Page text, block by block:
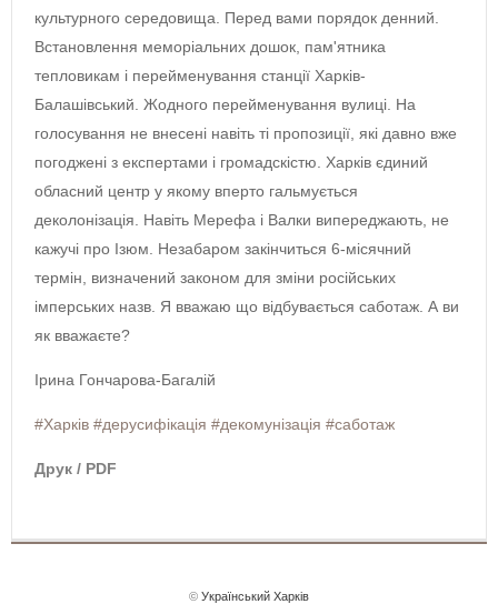
культурного середовища. Перед вами порядок денний.
Встановлення меморіальних дошок, пам'ятника
тепловикам і перейменування станції Харків-
Балашівський. Жодного перейменування вулиці. На
голосування не внесені навіть ті пропозиції, які давно вже
погоджені з експертами і громадскістю. Харків єдиний
обласний центр у якому вперто гальмується
деколонізація. Навіть Мерефа і Валки випереджають, не
кажучі про Ізюм. Незабаром закінчиться 6-місячний
термін, визначений законом для зміни російських
імперських назв. Я вважаю що відбувається саботаж. А ви
як вважаєте?
Ірина Гончарова-Багалій
#Харків #дерусифікація #декомунізація #саботаж
Друк / PDF
© Український Харків